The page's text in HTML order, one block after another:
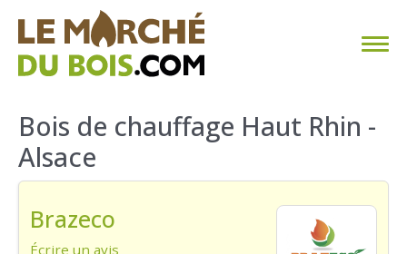
CHAUFFAGE AU BOIS
FAQ
TROUVER SON FOURNISSEUR
Bois de chauffage Haut Rhin -
Alsace
Brazeco
Écrire un avis